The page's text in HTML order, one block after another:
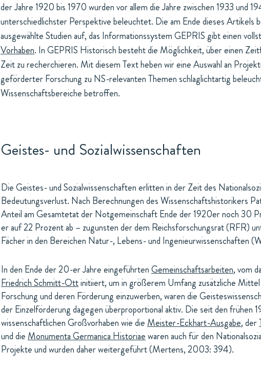
der Jahre 1920 bis 1970 wurden vor allem die Jahre zwischen 1933 und
unterschiedlichster Perspektive beleuchtet. Die am Ende dieses
ausgewählte Studien auf, das Informationssystem GEPRIS gibt einen
Vorhaben. In GEPRIS Historisch besteht die Möglichkeit, über einen
Zeit zu recherchieren. Mit diesem Text heben wir eine Auswahl an
geförderter Forschung zu NS-relevanten Themen schlaglichtartig
Wissenschaftsbereiche betroffen.
Geistes- und Sozialwissenschaften
Die Geistes- und Sozialwissenschaften erlitten in der Zeit des
Bedeutungsverlust. Nach Berechnungen des Wissenschaftshistorikers
Anteil am Gesamtetat der Notgemeinschaft Ende der 1920er noch 30
er auf 22 Prozent ab – zugunsten der dem Reichsforschungsrat (RFR)
Fächer in den Bereichen Natur-, Lebens- und Ingenieurwissenschaften
In den Ende der 20-er Jahre eingeführtenGemeinschaftsarbeiten, vom
Friedrich Schmitt-Ottinitiiert, um in größerem Umfang zusätzliche
Forschung und deren Förderung einzuwerben, waren die
der Einzelförderung dagegen überproportional aktiv. Die seit den frühen
wissenschaftlichen Großvorhaben wie die Meister-Eckhart-Ausgabe, der
und die Monumenta Germanica Historiaewaren auch für den
Projekte und wurden daher weitergeführt (Mertens, 2003: 394).